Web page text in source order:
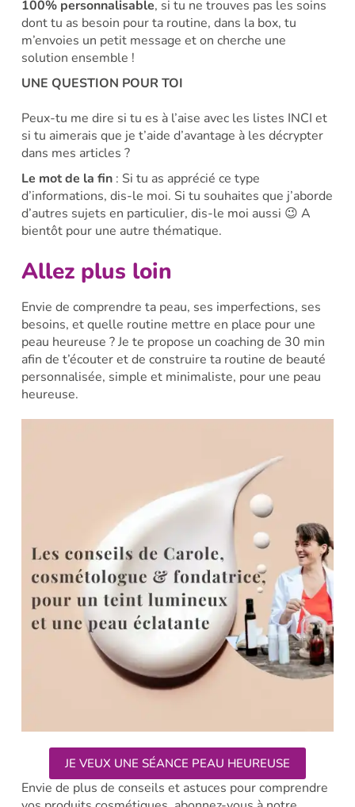
100% personnalisable, si tu ne trouves pas les soins
dont tu as besoin pour ta routine, dans la box, tu
m’envoies un petit message et on cherche une
solution ensemble !
UNE QUESTION POUR TOI
Peux-tu me dire si tu es à l’aise avec les listes INCI et
si tu aimerais que je t’aide d’avantage à les décrypter
dans mes articles ?
Le mot de la fin: Si tu as apprécié ce type
d’informations, dis-le moi. Si tu souhaites que j’aborde
d’autres sujets en particulier, dis-le moi aussi 😉 A
bientôt pour une autre thématique.
Allez plus loin
Envie de comprendre ta peau, ses imperfections, ses
besoins, et quelle routine mettre en place pour une
peau heureuse ? Je te propose un coaching de 30 min
afin de t’écouter et de construire ta routine de beauté
personnalisée, simple et minimaliste, pour une peau
heureuse.
JE VEUX UNE SÉANCE PEAU HEUREUSE
Envie de plus de conseils et astuces pour comprendre